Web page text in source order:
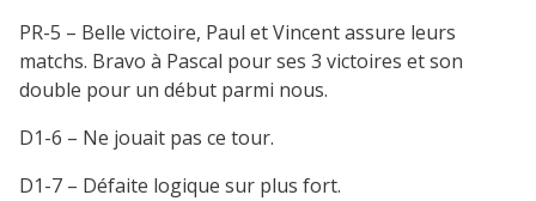
PR-5 – Belle victoire, Paul et Vincent assure leurs
matchs. Bravo à Pascal pour ses 3 victoires et son
double pour un début parmi nous.
D1-6 – Ne jouait pas ce tour.
D1-7 – Défaite logique sur plus fort.